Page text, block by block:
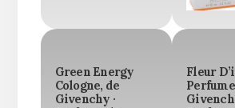
Green Energy
Cologne, de
Givenchy ·
Fleur